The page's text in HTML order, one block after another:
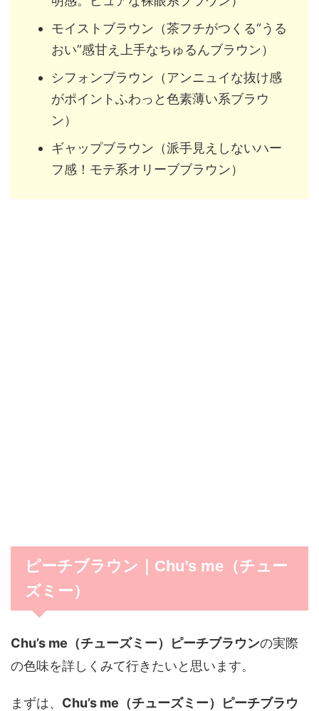
モイストブラウン（茶フチがつくる“うる
おい”感甘え上手なちゅるんブラウン）
シフォンブラウン（アンニュイな抜け感
がポイントふわっと色素薄い系ブラウ
ン）
ギャップブラウン（派手見えしないハー
フ感！モテ系オリーブブラウン）
ピーチブラウン｜Chu’s me（チュー
ズミー）
Chu’s me（チューズミー）ピーチブラウンの実際
の色味を詳しくみて行きたいと思います。
まずは、 Chu’s me（チューズミー）ピーチブラウ